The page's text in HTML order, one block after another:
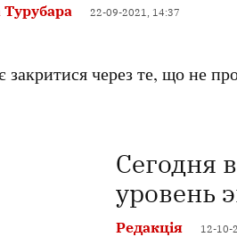
22-09-2021, 14:37
через те, що не
Сегодня
уровень
Редакція 12-10-